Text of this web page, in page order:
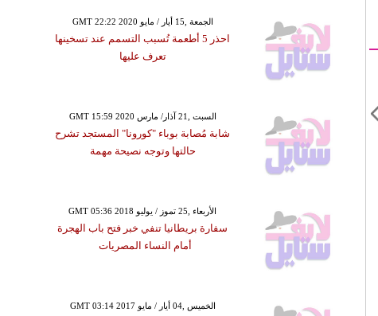
GMT 22:22 2020 الجمعة ,15 أيار / مايو
احذر 5 أطعمة تُسبب التسمم عند تسخينها
تعرف عليها
GMT 15:59 2020 السبت ,21 آذار/ مارس
شابة مُصابة بوباء "كورونا" المستجد تشرح
حالتها وتوجه نصيحة مهمة
GMT 05:36 2018 الأربعاء ,25 تموز / يوليو
سفارة بريطانيا تنفي خبر فتح باب الهجرة
أمام النساء المصريات
GMT 03:14 2017 الخميس ,04 أيار / مايو